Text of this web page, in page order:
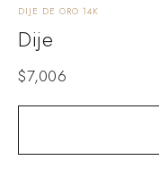
DIJE DE ORO 14K
Dije
$7,006